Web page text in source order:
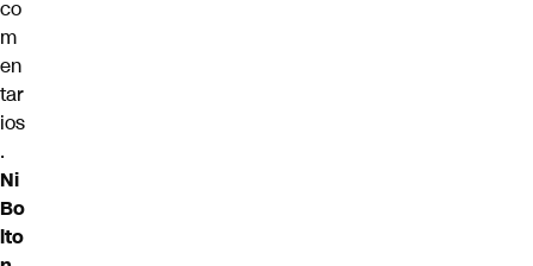
co
m
en
tar
ios
.
Ni
Bo
lto